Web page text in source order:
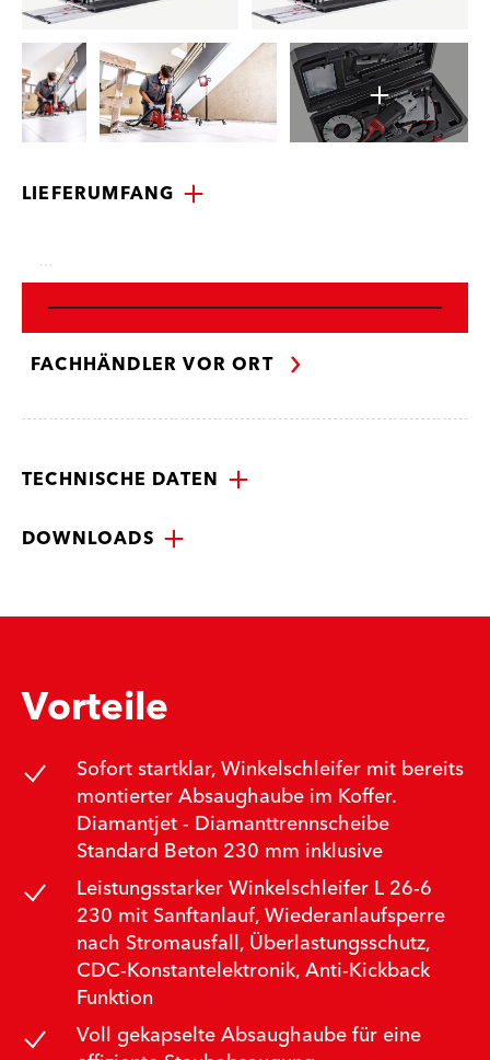
LIEFERUMFANG
…
FACHHÄNDLER VOR ORT
TECHNISCHE DATEN
DOWNLOADS
Vorteile
Sofort startklar, Winkelschleifer mit bereits
montierter Absaughaube im Koffer.
Diamantjet - Diamanttrennscheibe
Standard Beton 230 mm inklusive
Leistungsstarker Winkelschleifer L 26-6
230 mit Sanftanlauf, Wiederanlaufsperre
nach Stromausfall, Überlastungsschutz,
CDC-Konstantelektronik, Anti-Kickback
Funktion
Voll gekapselte Absaughaube für eine